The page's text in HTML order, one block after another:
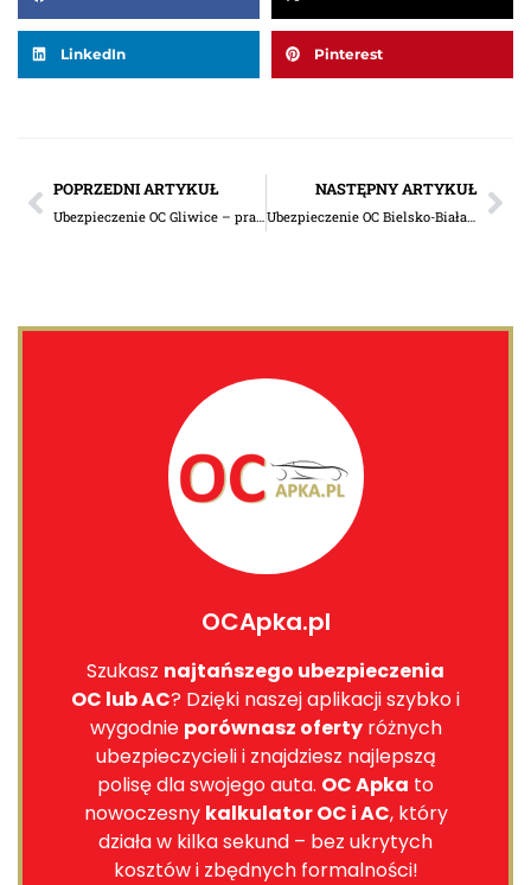
LinkedIn Pinterest
POPRZEDNI ARTYKUŁ
Ubezpieczenie OC Gliwice – praktyczny przewodnik dla kierowców szukających dobrej polisy
NASTĘPNY ARTYKUŁ
Ubezpieczenie OC Bielsko-Biała – jak wybrać dobrą polisę?
OCApka.pl
Szukasz najtańszego ubezpieczenia
OC lub AC? Dzięki naszej aplikacji szybko i
wygodnie porównasz ofertyróżnych
ubezpieczycieli i znajdziesz najlepszą
polisę dla swojego auta. OC Apka to
nowoczesny kalkulator OC i AC, który
działa w kilka sekund – bez ukrytych
kosztów i zbędnych formalności!